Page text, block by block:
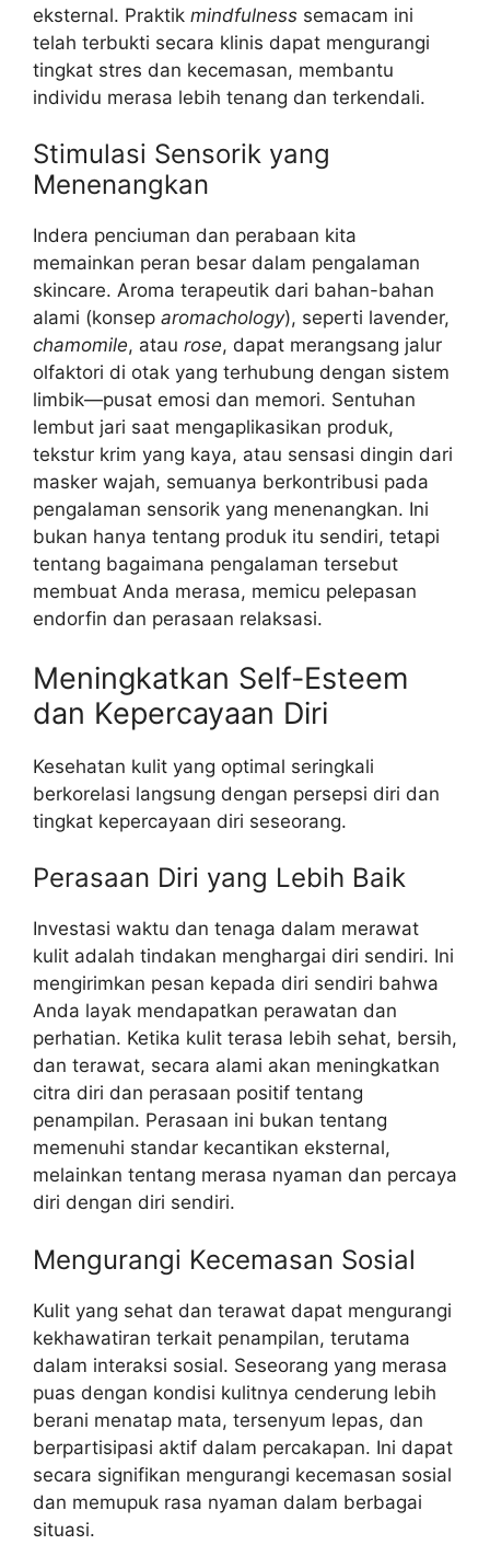
eksternal. Praktik mindfulness semacam ini
telah terbukti secara klinis dapat mengurangi
tingkat stres dan kecemasan, membantu
individu merasa lebih tenang dan terkendali.
Stimulasi Sensorik yang
Menenangkan
Indera penciuman dan perabaan kita
memainkan peran besar dalam pengalaman
skincare. Aroma terapeutik dari bahan-bahan
alami (konsep aromachology), seperti lavender,
chamomile, atau rose, dapat merangsang jalur
olfaktori di otak yang terhubung dengan sistem
limbik—pusat emosi dan memori. Sentuhan
lembut jari saat mengaplikasikan produk,
tekstur krim yang kaya, atau sensasi dingin dari
masker wajah, semuanya berkontribusi pada
pengalaman sensorik yang menenangkan. Ini
bukan hanya tentang produk itu sendiri, tetapi
tentang bagaimana pengalaman tersebut
membuat Anda merasa, memicu pelepasan
endorfin dan perasaan relaksasi.
Meningkatkan Self-Esteem
dan Kepercayaan Diri
Kesehatan kulit yang optimal seringkali
berkorelasi langsung dengan persepsi diri dan
tingkat kepercayaan diri seseorang.
Perasaan Diri yang Lebih Baik
Investasi waktu dan tenaga dalam merawat
kulit adalah tindakan menghargai diri sendiri. Ini
mengirimkan pesan kepada diri sendiri bahwa
Anda layak mendapatkan perawatan dan
perhatian. Ketika kulit terasa lebih sehat, bersih,
dan terawat, secara alami akan meningkatkan
citra diri dan perasaan positif tentang
penampilan. Perasaan ini bukan tentang
memenuhi standar kecantikan eksternal,
melainkan tentang merasa nyaman dan percaya
diri dengan diri sendiri.
Mengurangi Kecemasan Sosial
Kulit yang sehat dan terawat dapat mengurangi
kekhawatiran terkait penampilan, terutama
dalam interaksi sosial. Seseorang yang merasa
puas dengan kondisi kulitnya cenderung lebih
berani menatap mata, tersenyum lepas, dan
berpartisipasi aktif dalam percakapan. Ini dapat
secara signifikan mengurangi kecemasan sosial
dan memupuk rasa nyaman dalam berbagai
situasi.